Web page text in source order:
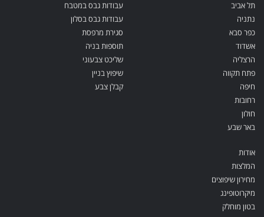
תל אביב
נתניה
כפר סבא
אשדוד
הרצליה
פתח תקווה
חיפה
רחובות
חולון
באר שבע
עבודות גבס במטבח
עבודות גבס בסלון
סגירת מרפסת
תוספות בניה
שליכט צבעוני
שיפוץ בניין
קבלן צבע
אודות
המלצות
מחירון שיפוצים
מיקרוטופינג
בטון מוחלק